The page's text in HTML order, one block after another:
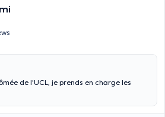
de l'UCL, je prends en charge les